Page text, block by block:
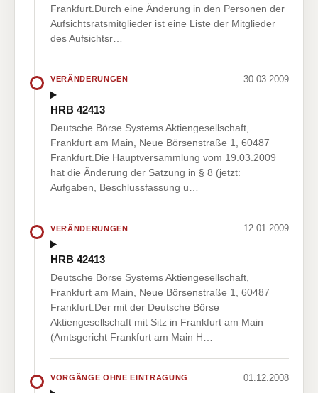
Frankfurt.Durch eine Änderung in den Personen der
Aufsichtsratsmitglieder ist eine Liste der Mitglieder
des Aufsichtsr…
VERÄNDERUNGEN 30.03.2009
HRB 42413
Deutsche Börse Systems Aktiengesellschaft,
Frankfurt am Main, Neue Börsenstraße 1, 60487
Frankfurt.Die Hauptversammlung vom 19.03.2009
hat die Änderung der Satzung in § 8 (jetzt:
Aufgaben, Beschlussfassung u…
VERÄNDERUNGEN 12.01.2009
HRB 42413
Deutsche Börse Systems Aktiengesellschaft,
Frankfurt am Main, Neue Börsenstraße 1, 60487
Frankfurt.Der mit der Deutsche Börse
Aktiengesellschaft mit Sitz in Frankfurt am Main
(Amtsgericht Frankfurt am Main H…
VORGÄNGE OHNE EINTRAGUNG 01.12.2008